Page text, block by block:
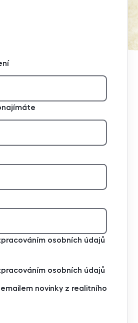
osobních údajů
osobních údajů
novinky z realitního